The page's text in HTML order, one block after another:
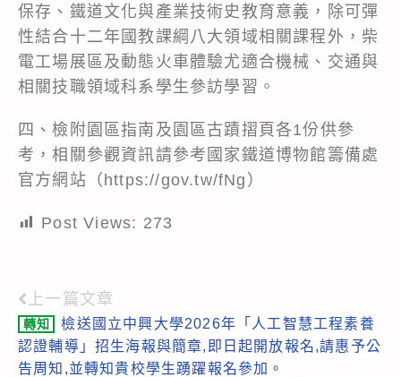
保存、鐵道文化與產業技術史教育意義，除可彈
性結合十二年國教課綱八大領域相關課程外，柴
電工場展區及動態火車體驗尤適合機械、交通與
相關技職領域科系學生參訪學習。
四、檢附園區指南及園區古蹟摺頁各1份供參
考，相關參觀資訊請參考國家鐵道博物館籌備處
官方網站（https://gov.tw/fNg ）
Post Views: 273
Read
more
articles
上一篇文章
轉知
檢送國立中興大學2026年「人工智慧工程素養
認證輔導」招生海報與簡章,即日起開放報名,請惠予公
告周知,並轉知貴校學生踴躍報名參加。